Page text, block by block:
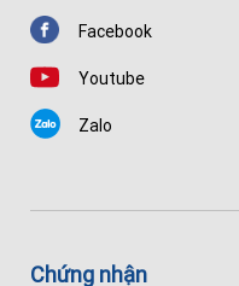
Facebook
Youtube
Zalo
Chứng nhận